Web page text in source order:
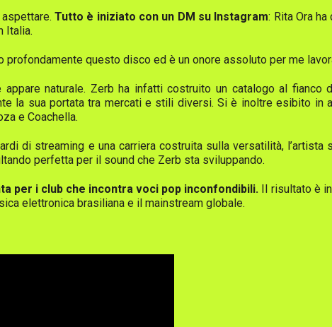
aspettare.Tutto è iniziato con un DM su Instagram: Rita Ora
Italia.
profondamente questo disco ed è un onore assoluto per me
naturale. Zerb ha infatti costruito un catalogo al fianco
la sua portata tra mercati e stili diversi. Si è inoltre esibito in
e Coachella.
di streaming e una carriera costruita sulla versatilità, l’artista
perfetta per il sound che Zerb sta sviluppando.
per i club che incontra voci pop inconfondibili. Il risultato è
elettronica brasiliana e il mainstream globale.